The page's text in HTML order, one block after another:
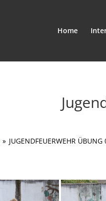
Home
» JUGENDFEUERWEHR